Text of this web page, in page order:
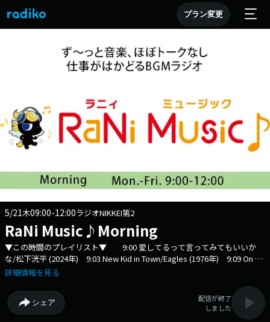
プラン変更
5/21木09:00-12:00ラジオNIKKEI第2
RaNi Music♪Morning
▼この時間のプレイリスト▼ 9:00 愛してるって言ってみてもいいか
な/松下洸平 (2024年) 9:03 New Kid in Town/Eagles (1976年) 9:09 On My
Soul/Bruno Mars (2026年) 9:12 火種/キタニタツヤ (2026年) 9:15 Blame
Tell/Asia (1981年) 9:22 甘い運命/UA (1997年) 9:29 Feel Like
Dance/globe (1995年) 9:34 Grace Kelly/MIKA (2007年) 9:37 空と青/家
入レオ (2021年) 9:41 Xanadu/Olivia Newton-John & Electric Light
詳細情報を見る
シェア
配信が終了
しました